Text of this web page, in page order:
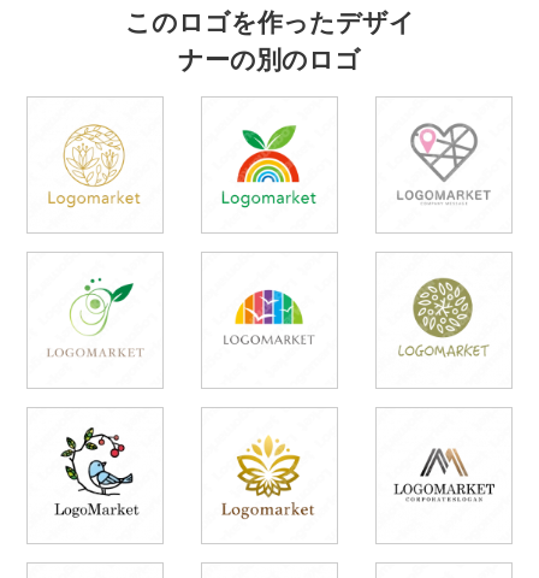
このロゴを作ったデザイ
ナーの別のロゴ